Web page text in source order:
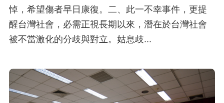
政
府
網
資
料
悼，希望傷者早日康復。二、此一不幸事件，更提
醒台灣社會，必需正視長期以來，潛在於台灣社會
被不當激化的分歧與對立。姑息歧...